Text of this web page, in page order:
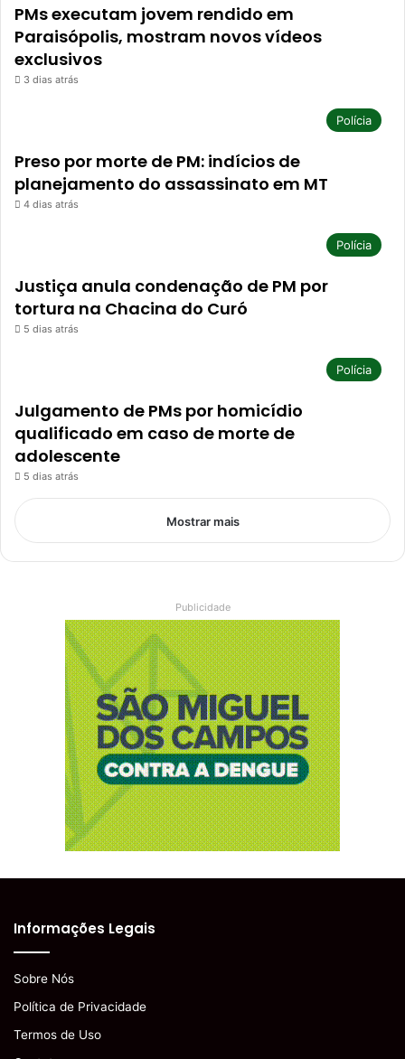
PMs executam jovem rendido em
Paraisópolis, mostram novos vídeos
exclusivos
3 dias atrás
Polícia
Preso por morte de PM: indícios de
planejamento do assassinato em MT
4 dias atrás
Polícia
Justiça anula condenação de PM por
tortura na Chacina do Curó
5 dias atrás
Polícia
Julgamento de PMs por homicídio
qualificado em caso de morte de
adolescente
5 dias atrás
Mostrar mais
Publicidade
Informações Legais
Sobre Nós
Política de Privacidade
Termos de Uso